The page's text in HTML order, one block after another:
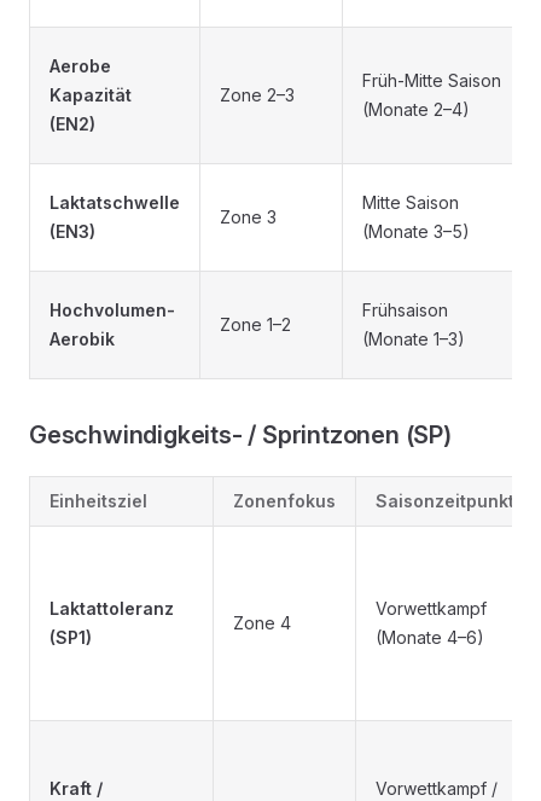
Aerobe
Kapazität
(EN2)
Zone 2–3
Früh-Mitte Saison
(Monate 2–4)
Laktatschwelle
(EN3)
Zone 3
Mitte Saison
(Monate 3–5)
Hochvolumen-
Aerobik
Zone 1–2
Frühsaison
(Monate 1–3)
Geschwindigkeits- / Sprintzonen (SP)
Einheitsziel Zonenfokus Saisonzeitpunkt
Laktattoleranz
(SP1)
Zone 4
Vorwettkampf
(Monate 4–6)
Kraft /
Vorwettkampf /